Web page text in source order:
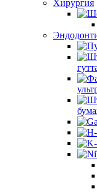
Хирургия